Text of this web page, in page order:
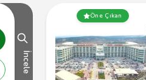
İncele
Öne Çıkan